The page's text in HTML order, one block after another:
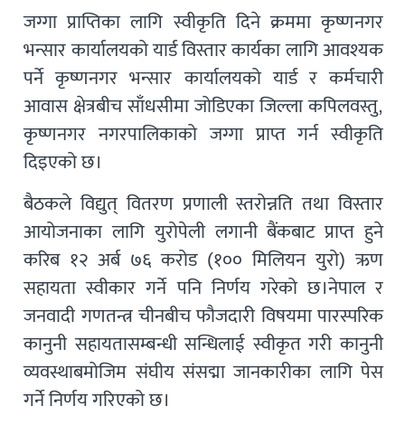
जग्गा प्राप्तिका लागि स्वीकृति दिने क्रममा कृष्णनगर
भन्सार कार्यालयको यार्ड विस्तार कार्यका लागि आवश्यक
पर्ने कृष्णनगर भन्सार कार्यालयको यार्ड र कर्मचारी
आवास क्षेत्रबीच साँधसीमा जोडिएका जिल्ला कपिलवस्तु,
कृष्णनगर नगरपालिकाको जग्गा प्राप्त गर्न स्वीकृति
दिइएको छ।
बैठकले विद्युत् वितरण प्रणाली स्तरोन्नति तथा विस्तार
आयोजनाका लागि युरोपेली लगानी बैंकबाट प्राप्त हुने
करिब १२ अर्ब ७६ करोड (१०० मिलियन युरो) ऋण
सहायता स्वीकार गर्ने पनि निर्णय गरेको छ।नेपाल र
जनवादी गणतन्त्र चीनबीच फौजदारी विषयमा पारस्परिक
कानुनी सहायतासम्बन्धी सन्धिलाई स्वीकृत गरी कानुनी
व्यवस्थाबमोजिम संघीय संसद्मा जानकारीका लागि पेस
गर्ने निर्णय गरिएको छ।